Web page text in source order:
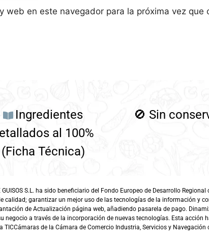
web en este navegador para la próxima vez que
Ingredientes
al 100%
(Ficha Técnica)
🚫 Sin
GUISOS S.L. ha sido beneficiario del Fondo Europeo de Desarrollo
calidad; garantizar un mejor uso de las tecnologías de la información y
de Actualización página web, añadiendo pasarela de pago.
negocio a través de la incorporación de nuevas tecnologías. Esta acción
TICCámaras de la Cámara de Comercio Industria, Servicios y Navegación